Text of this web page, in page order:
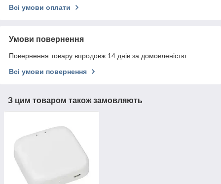
Всі умови оплати
Умови повернення
Повернення товару впродовж 14 днів за домовленістю
Всі умови повернення
З цим товаром також замовляють